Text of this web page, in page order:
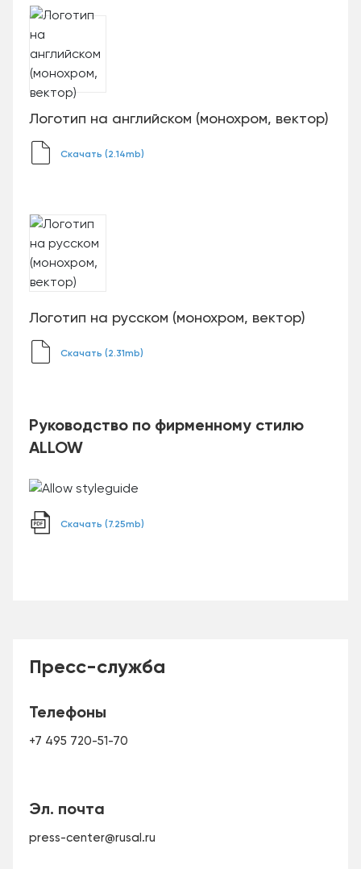
Пресс-служба
Телефоны
+7 495 720-51-70
Эл. почта
press-center@rusal.ru
Логотип на английском (монохром, вектор)
Скачать (2.14mb)
Логотип на русском (монохром, вектор)
Скачать (2.31mb)
Руководство по фирменному стилю
ALLOW
Скачать (7.25mb)